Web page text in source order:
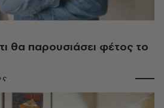
θα παρουσιάσει φέτος το